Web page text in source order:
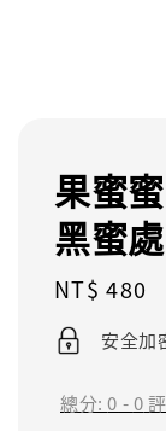
果蜜
黑蜜
Regular
price
NT$ 480
安全加
總分:0 -0